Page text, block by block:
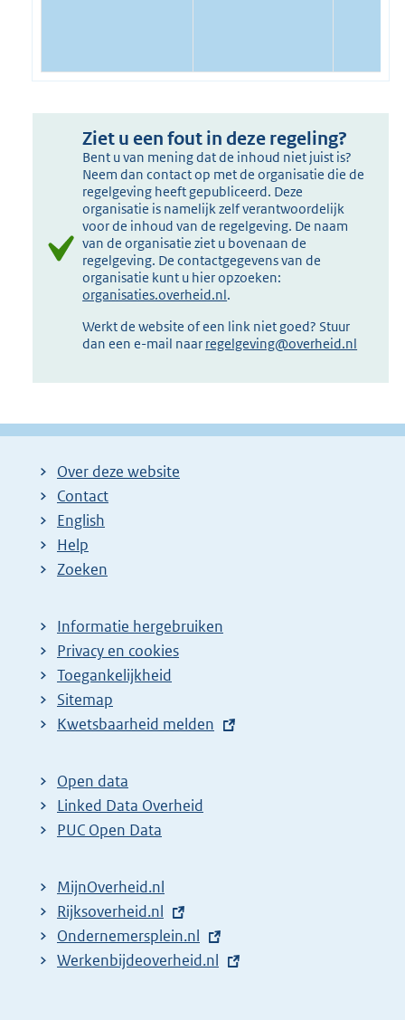
Ziet u een fout in deze regeling?
Bent u van mening dat de inhoud niet juist is?
Neem dan contact op met de organisatie die de
regelgeving heeft gepubliceerd. Deze
organisatie is namelijk zelf verantwoordelijk
voor de inhoud van de regelgeving. De naam
van de organisatie ziet u bovenaan de
regelgeving. De contactgegevens van de
organisatie kunt u hier opzoeken:
organisaties.overheid.nl.
Werkt de website of een link niet goed? Stuur
dan een e-mail naar regelgeving@overheid.nl
Over deze website
Contact
English
Help
Zoeken
Informatie hergebruiken
Privacy en cookies
Toegankelijkheid
Sitemap
E
t
e
r
l
i
n
k
Kwetsbaarheid melden
Open data
Linked Data Overheid
PUC Open Data
MijnOverheid.nl
E
x
t
Rijksoverheid.nl
E
x
Ondernemersplein.nl
E
Werkenbijdeoverheid.nl